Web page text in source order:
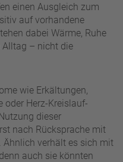
einen Ausgleich zum
auf vorhandene
dabei Wärme, Ruhe
Alltag – nicht die
wie Erkältungen,
oder Herz-Kreislauf-
dieser
nach Rücksprache mit
Ähnlich verhält es sich mit
auch sie könnten